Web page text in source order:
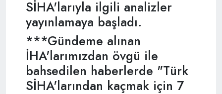
SİHA'larıyla ilgili analizler
yayınlamaya başladı.
***Gündeme alınan
İHA'larımızdan övgü ile
bahsedilen haberlerde "Türk
SİHA'larından kaçmak için 7